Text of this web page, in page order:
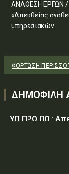
ΑΝΑΘΕΣΗ ΕΡΓΩΝ
«Απευθείας
υπηρεσιακών...
ΦΌΡΤΩΣΗ
ΔΗΜΟΦΙΛΗ
ΥΠ.ΠΡΟ.ΠΟ.:
υπηρεσιών